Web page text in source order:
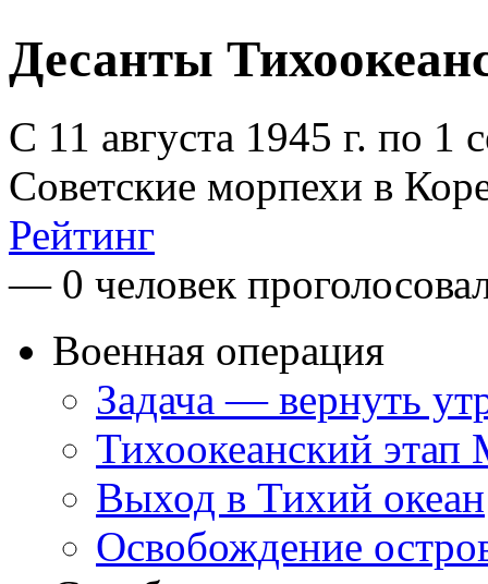
Десанты
С 11 августа 1945 г. по 1
Советские морпехи в
Рейтинг
— 0 человек
Военная операция
Задача — вернуть
Тихоокеанский
Выход в Тихий океан
Освобождение